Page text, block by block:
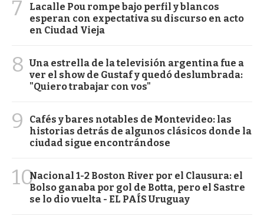
7
Lacalle Pou rompe bajo perfil y blancos
esperan con expectativa su discurso en acto
en Ciudad Vieja
8 Una estrella de la televisión argentina fue a
ver el show de Gustaf y quedó deslumbrada:
"Quiero trabajar con vos"
9
Cafés y bares notables de Montevideo: las
historias detrás de algunos clásicos donde la
ciudad sigue encontrándose
10Nacional 1-2 Boston River por el Clausura: el
Bolso ganaba por gol de Botta, pero el Sastre
se lo dio vuelta - EL PAÍS Uruguay